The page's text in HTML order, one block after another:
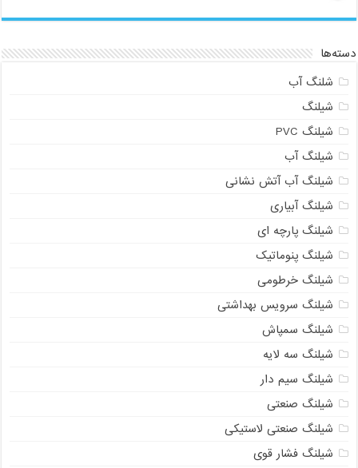
دسته‌ها
شلنگ آب
شیلنگ
شیلنگ PVC
شیلنگ آب
شیلنگ آب آتش نشانی
شیلنگ آبیاری
شیلنگ پارچه ای
شیلنگ پنوماتیک
شیلنگ خرطومی
شیلنگ سرویس بهداشتی
شیلنگ سمپاش
شیلنگ سه لایه
شیلنگ سیم دار
شیلنگ صنعتی
شیلنگ صنعتی لاستیکی
شیلنگ فشار قوی